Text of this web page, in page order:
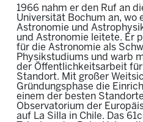
1966 nahm er den Ruf an
Universität Bochum an, wo
Astronomie und
und Astronomie leitete. Er
für die Astronomie als
Physikstudiums und warb
der Öffentlichkeitsarbeit für
Standort. Mit großer
Gründungsphase die
einem der besten
Observatorium der
auf La Silla in Chile. Das